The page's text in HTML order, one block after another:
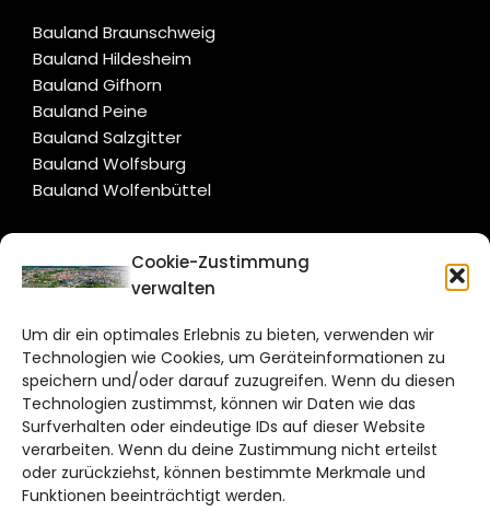
Cookie-Zustimmung
verwalten
Um dir ein optimales Erlebnis zu bieten, verwenden wir
Technologien wie Cookies, um Geräteinformationen zu
speichern und/oder darauf zuzugreifen. Wenn du diesen
Technologien zustimmst, können wir Daten wie das
Surfverhalten oder eindeutige IDs auf dieser Website
verarbeiten. Wenn du deine Zustimmung nicht erteilst
oder zurückziehst, können bestimmte Merkmale und
Funktionen beeinträchtigt werden.
Bauland Braunschweig
Bauland Hildesheim
Bauland Gifhorn
Bauland Peine
Bauland Salzgitter
Bauland Wolfsburg
Bauland Wolfenbüttel
CITYLIFE!
Bruchtorwall 12
38100 Braunschweig
Telefon: 0531 387220 – 65
DAS STADTMAGAZIN FÜR
BRAUNSCHWEIG